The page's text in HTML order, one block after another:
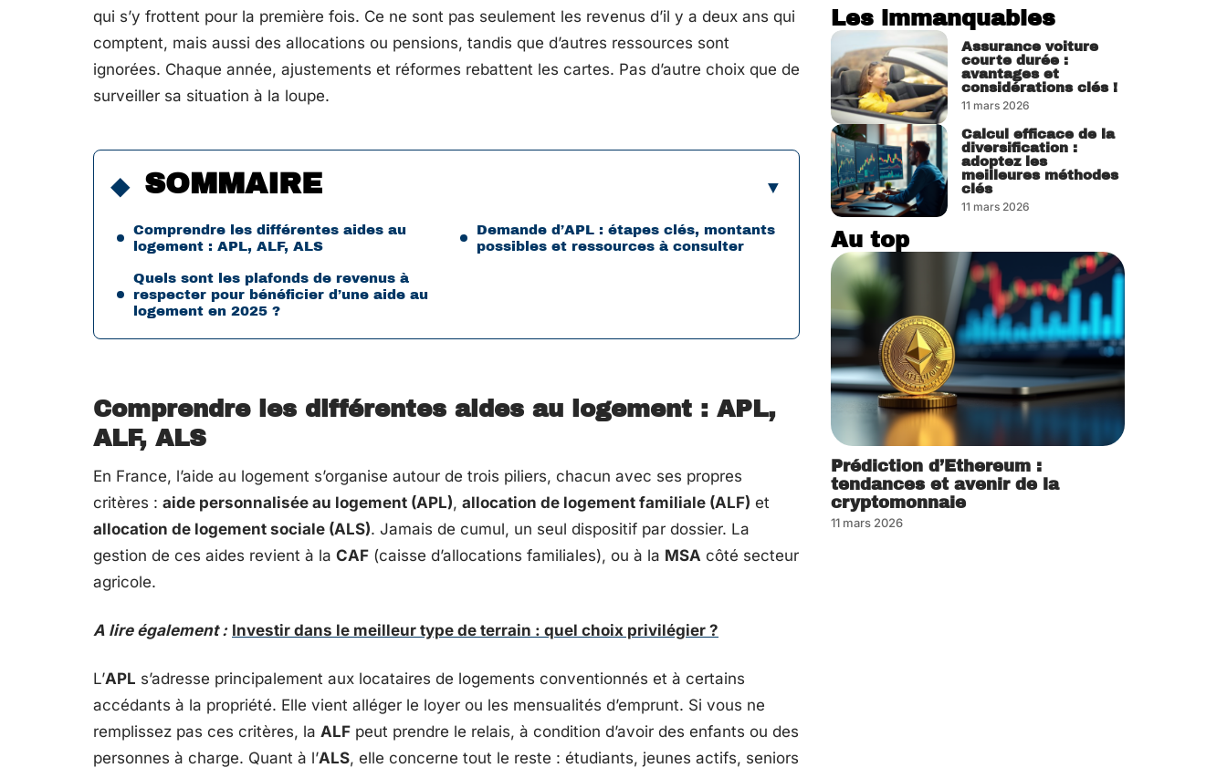
qui s’y frottent pour la première fois. Ce ne sont pas seulement les revenus d’il y a deux ans qui
comptent, mais aussi des allocations ou pensions, tandis que d’autres ressources sont
ignorées. Chaque année, ajustements et réformes rebattent les cartes. Pas d’autre choix que de
surveiller sa situation à la loupe.
SOMMAIRE
Comprendre les différentes aides au
logement : APL, ALF, ALS
Quels sont les plafonds de revenus à
respecter pour bénéficier d’une aide au
logement en 2025 ?
Demande d’APL : étapes clés, montants
possibles et ressources à consulter
Comprendre les différentes aides au logement : APL,
ALF, ALS
En France, l’aide au logement s’organise autour de trois piliers, chacun avec ses propres
critères : aide personnalisée au logement (APL), allocation de logement familiale (ALF) et
allocation de logement sociale (ALS). Jamais de cumul, un seul dispositif par dossier. La
gestion de ces aides revient à la CAF (caisse d’allocations familiales), ou à la MSA côté secteur
agricole.
A lire également : Investir dans le meilleur type de terrain : quel choix privilégier ?
L’APL s’adresse principalement aux locataires de logements conventionnés et à certains
accédants à la propriété. Elle vient alléger le loyer ou les mensualités d’emprunt. Si vous ne
remplissez pas ces critères, la ALF peut prendre le relais, à condition d’avoir des enfants ou des
personnes à charge. Quant à l’ALS, elle concerne tout le reste : étudiants, jeunes actifs, seniors
Les immanquables
Assurance voiture
courte durée :
avantages et
considérations clés !
11 mars 2026
Calcul efficace de la
diversification :
adoptez les
meilleures méthodes
clés
11 mars 2026
Au top
Prédiction d’Ethereum :
tendances et avenir de la
cryptomonnaie
11 mars 2026